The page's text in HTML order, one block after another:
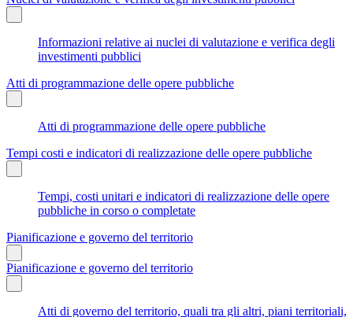
Informazioni relative ai nuclei di valutazione e verifica degli
investimenti pubblici
Atti di programmazione delle opere pubbliche
Atti di programmazione delle opere pubbliche
Tempi costi e indicatori di realizzazione delle opere pubbliche
Tempi, costi unitari e indicatori di realizzazione delle opere
pubbliche in corso o completate
Pianificazione e governo del territorio
Pianificazione e governo del territorio
Atti di governo del territorio, quali tra gli altri, piani territoriali,